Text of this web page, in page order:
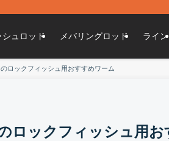
シュロッド メバリングロッド ライン
ロックフィッシュ用おすすめワーム
ロックフィッシュ用お